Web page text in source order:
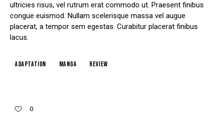
ultricies risus, vel rutrum erat commodo ut. Praesent finibus
congue euismod. Nullam scelerisque massa vel augue
placerat, a tempor sem egestas. Curabitur placerat finibus
lacus.
Adaptation Manga Review
0